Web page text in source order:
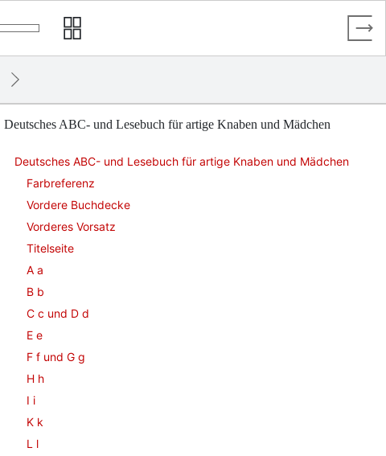
Deutsches ABC- und Lesebuch für artige Knaben und Mädchen
Deutsches ABC- und Lesebuch für artige Knaben und Mädchen
Farbreferenz
Vordere Buchdecke
Vorderes Vorsatz
Titelseite
A a
B b
C c und D d
E e
F f und G g
H h
I i
K k
L l